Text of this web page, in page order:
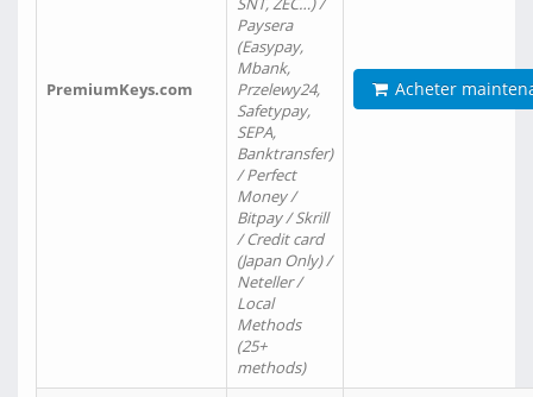
PremiumKeys.com
Paysera
(Easypay,
Mbank,
Przelewy24,
Safetypay,
SEPA,
Banktransfer)
/ Perfect
Money /
Bitpay / Skrill
/ Credit card
(Japan Only) /
Neteller /
Local
Methods
(25+
methods)
Acheter